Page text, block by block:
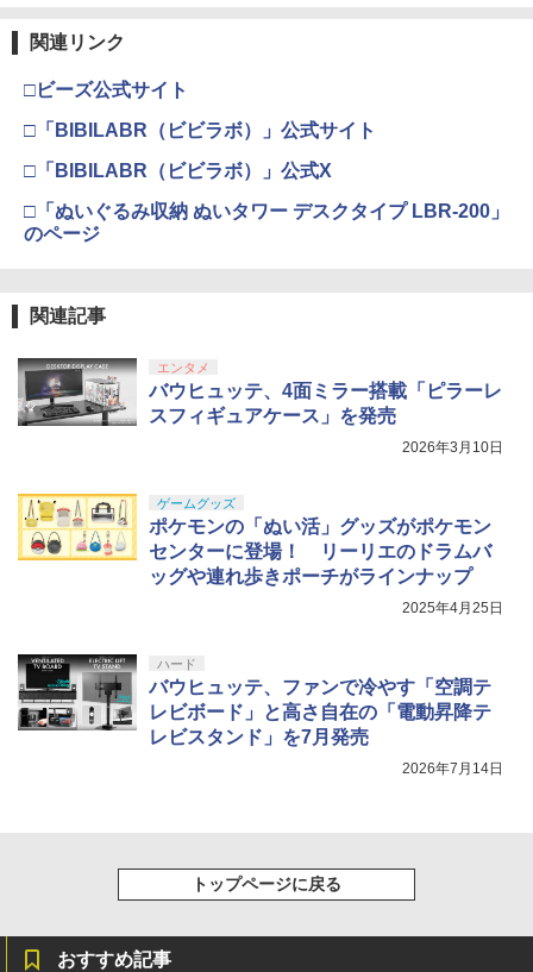
関連リンク
□ビーズ公式サイト
□「BIBILABR（ビビラボ）」公式サイト
□「BIBILABR（ビビラボ）」公式X
□「ぬいぐるみ収納 ぬいタワー デスクタイプ LBR-200」
のページ
関連記事
エンタメ
バウヒュッテ、4面ミラー搭載「ピラーレ
スフィギュアケース」を発売
2026年3月10日
ゲームグッズ
ポケモンの「ぬい活」グッズがポケモン
センターに登場！ リーリエのドラムバ
ッグや連れ歩きポーチがラインナップ
2025年4月25日
ハード
バウヒュッテ、ファンで冷やす「空調テ
レビボード」と高さ自在の「電動昇降テ
レビスタンド」を7月発売
2026年7月14日
トップページに戻る
おすすめ記事